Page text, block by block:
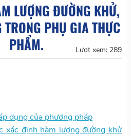
LƯỢNG ĐƯỜNG KHỬ,
TRONG PHỤ GIA THỰC
PHẨM.
Lượt xem: 289
dụng của phương pháp
xác định hàm lượng đường khử